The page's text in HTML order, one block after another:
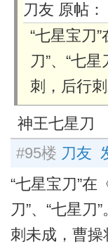
刀友 原帖：
“七星宝刀
刀”、“七
刺，后行
神王七星刀
#95楼 刀友
“七星宝刀”在
刀”、“七星
刺未成，曹操